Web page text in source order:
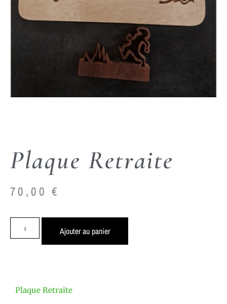
Plaque Retraite
70,00€
Ajouter au panier
Plaque Retraite